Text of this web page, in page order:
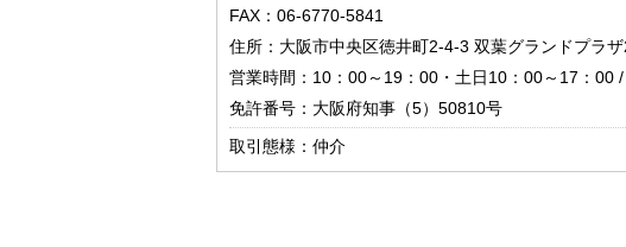
FAX：06-6770-5841
住所：大阪市中央区徳井町2-4-3 双葉グランドプラ
営業時間：10：00～19：00・土日10：00～17：00
免許番号：大阪府知事（5）50810号
取引態様：仲介